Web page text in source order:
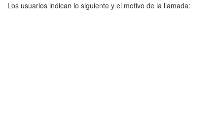
Los usuarios indican lo siguiente y el motivo de la llamada: